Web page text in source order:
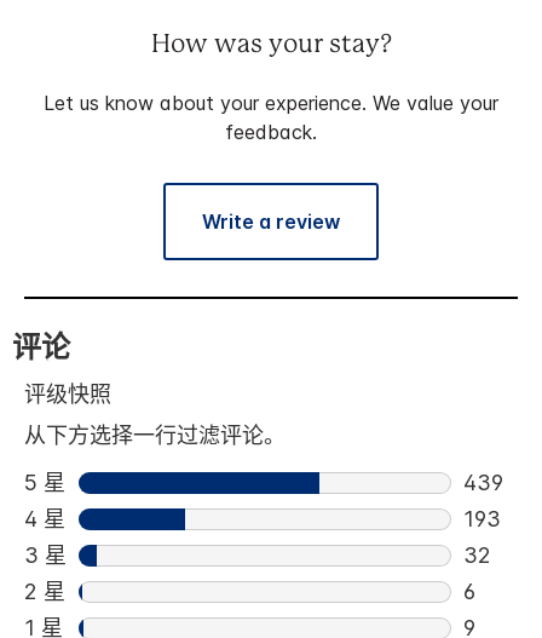
How was your stay?
Let us know about your experience. We value your
feedback.
Write a review